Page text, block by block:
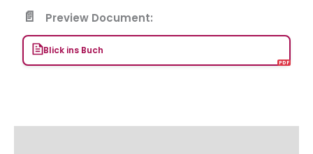
Preview Document:
Blick ins Buch